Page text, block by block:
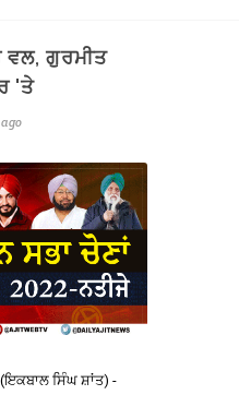
ਵਲ, ਗੁਰਮੀਤ
'ਤੇ
ਸਿੰਘ ਸ਼ਾਂਤ) -